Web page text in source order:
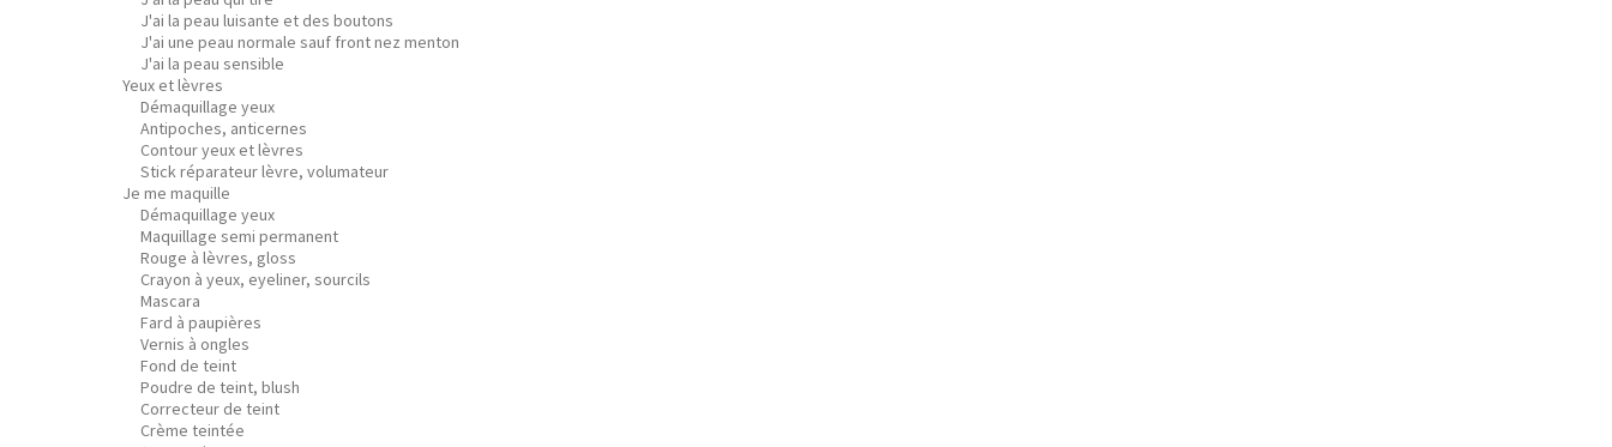
J'ai la peau luisante et des boutons
J'ai une peau normale sauf front nez menton
J'ai la peau sensible
Yeux et lèvres
Démaquillage yeux
Antipoches, anticernes
Contour yeux et lèvres
Stick réparateur lèvre, volumateur
Je me maquille
Démaquillage yeux
Maquillage semi permanent
Rouge à lèvres, gloss
Crayon à yeux, eyeliner, sourcils
Mascara
Fard à paupières
Vernis à ongles
Fond de teint
Poudre de teint, blush
Correcteur de teint
Crème teintée